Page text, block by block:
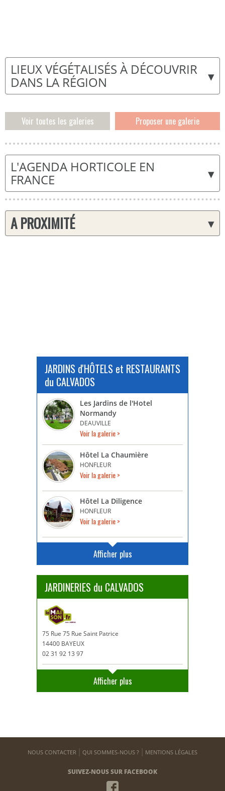
▾
LIEUX VÉGÉTALISÉS À DÉCOUVRIR
DANS LA RÉGION
Voir toutes les galeries Proposer une galerie
▾
L'AGENDA HORTICOLE EN
FRANCE
▾
A PROXIMITÉ
JARDINS d'HÔTELS et RESTAURANTS
du CALVADOS
Les Jardins de l'Hotel
Normandy
DEAUVILLE
Voir la galerie >
Hôtel La Chaumière
HONFLEUR
Voir la galerie >
Hôtel La Diligence
HONFLEUR
Voir la galerie >
Afficher plus
JARDINERIES du CALVADOS
75 Rue 75 Rue Saint Patrice
14400 BAYEUX
02 31 92 13 97
Afficher plus
NOUS CONTACTER QUI SOMMES-NOUS ? MENTIONS LÉGALES
SUIVEZ-NOUS SUR FACEBOOK